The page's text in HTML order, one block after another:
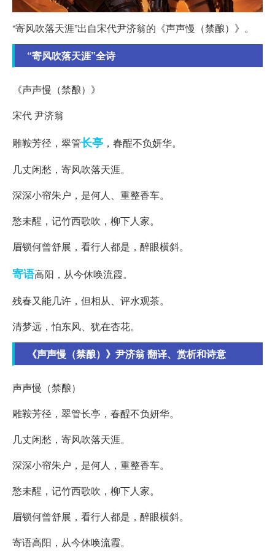
“寄风吹落天涯”出自宋代尹济翁的《声声慢（禁酿）》。
“寄风吹落天涯”全诗
《声声慢（禁酿）》
宋代 尹济翁
雕鞍芳径，翠管长亭 ，春酲不负妍华。
几丈闲愁，寄风吹落天涯。
深深小帘朱户，是何人、重整香车。
愁未醒，记竹西歌吹，柳下人家。
眉锁何曾舒展，看行人都是，醉眼横斜。
寄语高阳，从今休唤流霞。
残春又能几许，但相从、评水观茶。
清梦远，怕东风、犹在杏花。
《声声慢（禁酿）》尹济翁 翻译、赏析和诗意
声声慢（禁酿）
雕鞍芳径，翠管长亭，春酲不负妍华。
几丈闲愁，寄风吹落天涯。
深深小帘朱户，是何人，重整香车。
愁未醒，记竹西歌吹，柳下人家。
眉锁何曾舒展，看行人都是，醉眼横斜。
寄语高阳，从今休唤流霞。